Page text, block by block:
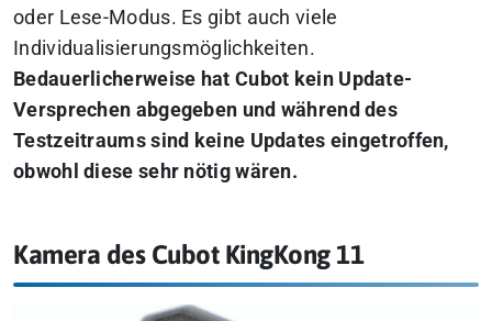
oder Lese-Modus. Es gibt auch viele
Individualisierungsmöglichkeiten.
Bedauerlicherweise hat Cubot kein Update-
Versprechen abgegeben und während des
Testzeitraums sind keine Updates eingetroffen,
obwohl diese sehr nötig wären.
Kamera des Cubot KingKong 11